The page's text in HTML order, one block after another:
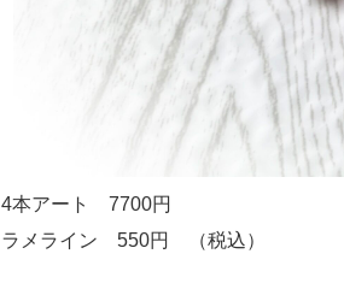
4本アート 7700円
ラメライン 550円 （税込）